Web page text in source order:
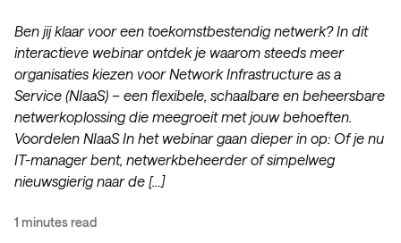
Ben jij klaar voor een toekomstbestendig netwerk? In dit
interactieve webinar ontdek je waarom steeds meer
organisaties kiezen voor Network Infrastructure as a
Service (NIaaS) – een flexibele, schaalbare en beheersbare
netwerkoplossing die meegroeit met jouw behoeften.
Voordelen NIaaS In het webinar gaan dieper in op: Of je nu
IT-manager bent, netwerkbeheerder of simpelweg
nieuwsgierig naar de […]
1 minutes read